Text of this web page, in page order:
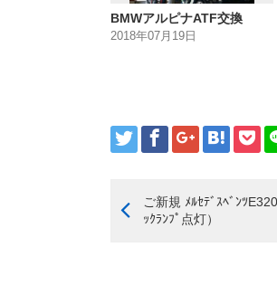
BMWアルピナATF交換
2018年07月19日
ご新規 ﾒﾙｾﾃﾞｽﾍﾞﾝﾂ
ｯｸﾗﾝﾌﾟ点灯）